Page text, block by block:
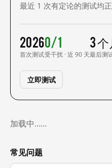
最近 1 次有定论的测试均正
2026
首次测试
0/1
受干扰 · 近 90 天
3
最后测
立即测试
加载中……
常见问题